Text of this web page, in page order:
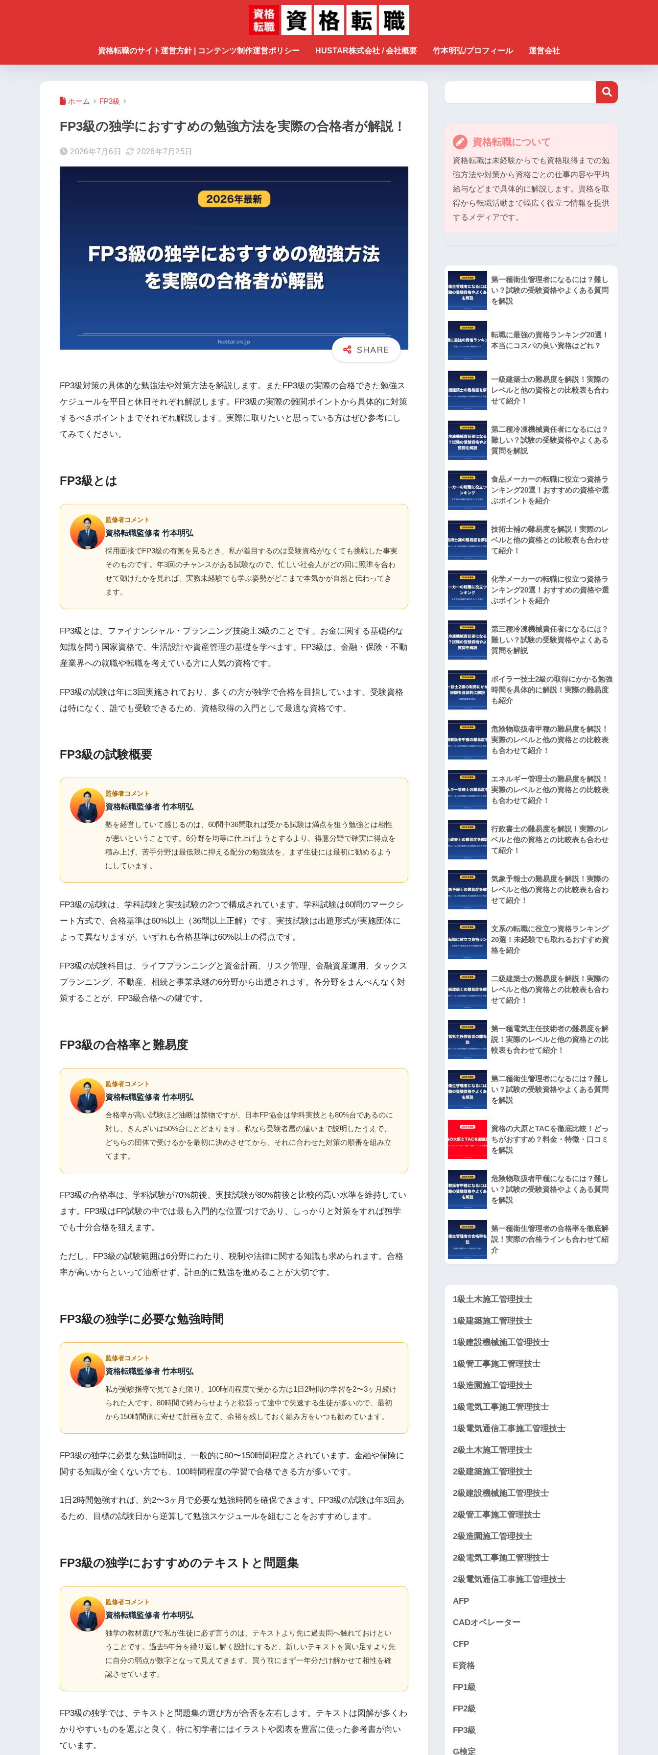
資格転職のサイト運営方針 | コンテンツ制作運営ポリシー HUSTAR株式会社 / 会社概要 竹本明弘/プロフィール 運営会社
ホーム FP3級
FP3級の独学におすすめの勉強方法を実際の合格者が解説！
2026年7月6日 2026年7月25日
FP3級対策の具体的な勉強法や対策方法を解説します。またFP3級の実際の合格できた勉強ス
ケジュールを平日と休日それぞれ解説します。FP3級の実際の難関ポイントから具体的に対策
するべきポイントまでそれぞれ解説します。実際に取りたいと思っている方はぜひ参考にし
てみてください。
FP3級とは
監修者コメント
資格転職監修者 竹本明弘
採用面接でFP3級の有無を見るとき、私が着目するのは受験資格がなくても挑戦した事実
そのものです。年3回のチャンスがある試験なので、忙しい社会人がどの回に照準を合わ
せて動けたかを見れば、実務未経験でも学ぶ姿勢がどこまで本気かが自然と伝わってき
ます。
FP3級とは、ファイナンシャル・プランニング技能士3級のことです。お金に関する基礎的な
知識を問う国家資格で、生活設計や資産管理の基礎を学べます。FP3級は、金融・保険・不動
産業界への就職や転職を考えている方に人気の資格です。
FP3級の試験は年に3回実施されており、多くの方が独学で合格を目指しています。受験資格
は特になく、誰でも受験できるため、資格取得の入門として最適な資格です。
FP3級の試験概要
監修者コメント
資格転職監修者 竹本明弘
塾を経営していて感じるのは、60問中36問取れば受かる試験は満点を狙う勉強とは相性
が悪いということです。6分野を均等に仕上げようとするより、得意分野で確実に得点を
積み上げ、苦手分野は最低限に抑える配分の勉強法を、まず生徒には最初に勧めるよう
にしています。
FP3級の試験は、学科試験と実技試験の2つで構成されています。学科試験は60問のマークシ
ート方式で、合格基準は60%以上（36問以上正解）です。実技試験は出題形式が実施団体に
よって異なりますが、いずれも合格基準は60%以上の得点です。
FP3級の試験科目は、ライフプランニングと資金計画、リスク管理、金融資産運用、タックス
プランニング、不動産、相続と事業承継の6分野から出題されます。各分野をまんべんなく対
策することが、FP3級合格への鍵です。
FP3級の合格率と難易度
監修者コメント
資格転職監修者 竹本明弘
合格率が高い試験ほど油断は禁物ですが、日本FP協会は学科実技とも80%台であるのに
対し、きんざいは50%台にとどまります。私なら受験者層の違いまで説明したうえで、
どちらの団体で受けるかを最初に決めさせてから、それに合わせた対策の順番を組み立
てます。
FP3級の合格率は、学科試験が70%前後、実技試験が80%前後と比較的高い水準を維持してい
ます。FP3級はFP試験の中では最も入門的な位置づけであり、しっかりと対策をすれば独学
でも十分合格を狙えます。
ただし、FP3級の試験範囲は6分野にわたり、税制や法律に関する知識も求められます。合格
率が高いからといって油断せず、計画的に勉強を進めることが大切です。
FP3級の独学に必要な勉強時間
監修者コメント
資格転職監修者 竹本明弘
私が受験指導で見てきた限り、100時間程度で受かる方は1日2時間の学習を2〜3ヶ月続け
られた人です。80時間で終わらせようと欲張って途中で失速する生徒が多いので、最初
から150時間側に寄せて計画を立て、余裕を残しておく組み方をいつも勧めています。
FP3級の独学に必要な勉強時間は、一般的に80〜150時間程度とされています。金融や保険に
関する知識が全くない方でも、100時間程度の学習で合格できる方が多いです。
1日2時間勉強すれば、約2〜3ヶ月で必要な勉強時間を確保できます。FP3級の試験は年3回あ
るため、目標の試験日から逆算して勉強スケジュールを組むことをおすすめします。
FP3級の独学におすすめのテキストと問題集
監修者コメント
資格転職監修者 竹本明弘
独学の教材選びで私が生徒に必ず言うのは、テキストより先に過去問へ触れておけとい
うことです。過去5年分を繰り返し解く設計にすると、新しいテキストを買い足すより先
に自分の弱点が数字となって見えてきます。買う前にまず一年分だけ解かせて相性を確
認させています。
FP3級の独学では、テキストと問題集の選び方が合否を左右します。テキストは図解が多くわ
かりやすいものを選ぶと良く、特に初学者にはイラストや図表を豊富に使った参考書が向い
ています。
資格転職について
資格転職は未経験からでも資格取得までの勉
強方法や対策から資格ごとの仕事内容や平均
給与などまで具体的に解説します。資格を取
得から転職活動まで幅広く役立つ情報を提供
するメディアです。
第一種衛生管理者になるには？難し
い？試験の受験資格やよくある質問
を解説
転職に最強の資格ランキング20選！
本当にコスパの良い資格はどれ？
一級建築士の難易度を解説！実際の
レベルと他の資格との比較表も合わ
せて紹介！
第二種冷凍機械責任者になるには？
難しい？試験の受験資格やよくある
質問を解説
食品メーカーの転職に役立つ資格ラ
ンキング20選！おすすめの資格や選
ぶポイントを紹介
技術士補の難易度を解説！実際のレ
ベルと他の資格との比較表も合わせ
て紹介！
化学メーカーの転職に役立つ資格ラ
ンキング20選！おすすめの資格や選
ぶポイントを紹介
第三種冷凍機械責任者になるには？
難しい？試験の受験資格やよくある
質問を解説
ボイラー技士2級の取得にかかる勉強
時間を具体的に解説！実際の難易度
も紹介
危険物取扱者甲種の難易度を解説！
実際のレベルと他の資格との比較表
も合わせて紹介！
エネルギー管理士の難易度を解説！
実際のレベルと他の資格との比較表
も合わせて紹介！
行政書士の難易度を解説！実際のレ
ベルと他の資格との比較表も合わせ
て紹介！
気象予報士の難易度を解説！実際の
レベルと他の資格との比較表も合わ
せて紹介！
文系の転職に役立つ資格ランキング
20選！未経験でも取れるおすすめ資
格を紹介
二級建築士の難易度を解説！実際の
レベルと他の資格との比較表も合わ
せて紹介！
第一種電気主任技術者の難易度を解
説！実際のレベルと他の資格との比
較表も合わせて紹介！
第二種衛生管理者になるには？難し
い？試験の受験資格やよくある質問
を解説
資格の大原とTACを徹底比較！どっ
ちがおすすめ？料金・特徴・口コミ
を解説
危険物取扱者甲種になるには？難し
い？試験の受験資格やよくある質問
を解説
第一種衛生管理者の合格率を徹底解
説！実際の合格ラインも合わせて紹
介
1級土木施工管理技士
1級建築施工管理技士
1級建設機械施工管理技士
1級管工事施工管理技士
1級造園施工管理技士
1級電気工事施工管理技士
1級電気通信工事施工管理技士
2級土木施工管理技士
2級建築施工管理技士
2級建設機械施工管理技士
2級管工事施工管理技士
2級造園施工管理技士
2級電気工事施工管理技士
2級電気通信工事施工管理技士
AFP
CADオペレーター
CFP
E資格
FP1級
FP2級
FP3級
G検定